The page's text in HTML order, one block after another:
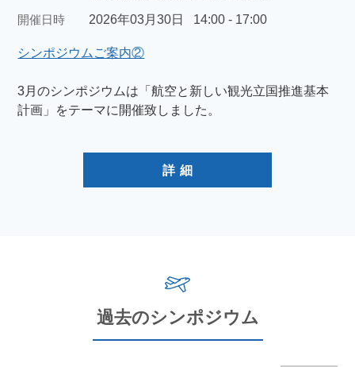
開催日時 2026年03月30日 14:00 - 17:00
シンポジウムご案内②
3月のシンポジウムは「航空と新しい観光立国推進基本
計画」をテーマに開催致しました。
詳 細
過去のシンポジウム